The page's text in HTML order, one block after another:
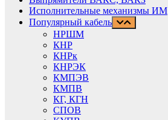
Исполнительные механизмы ИМ
Популярный кабель
НРШМ
КНР
КНРк
КНРЭК
КМПЭВ
КМПВ
КГ, КГН
СПОВ